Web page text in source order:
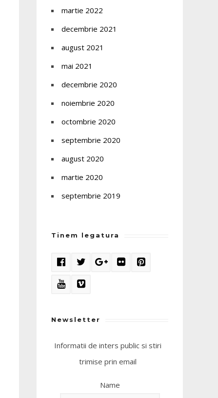
martie 2022
decembrie 2021
august 2021
mai 2021
decembrie 2020
noiembrie 2020
octombrie 2020
septembrie 2020
august 2020
martie 2020
septembrie 2019
Tinem legatura
Newsletter
Informatii de inters public si stiri
trimise prin email
Name